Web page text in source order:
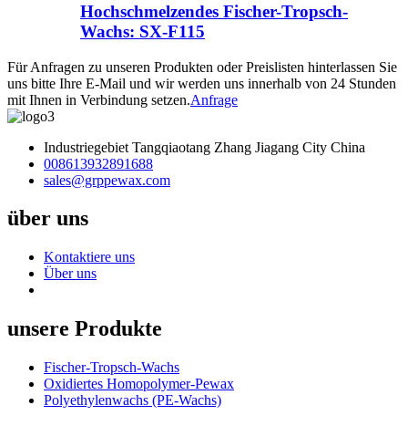
Hochschmelzendes Fischer-Tropsch-
Wachs: SX-F115
Für Anfragen zu unseren Produkten oder Preislisten hinterlassen Sie
uns bitte Ihre E-Mail und wir werden uns innerhalb von 24 Stunden
mit Ihnen in Verbindung setzen.Anfrage
Industriegebiet Tangqiaotang Zhang Jiagang City China
008613932891688
sales@grppewax.com
über uns
Kontaktiere uns
Über uns
unsere Produkte
Fischer-Tropsch-Wachs
Oxidiertes Homopolymer-Pewax
Polyethylenwachs (PE-Wachs)